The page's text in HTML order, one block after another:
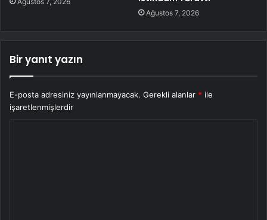
Ağustos 7, 2026
Bir yanıt yazın
E-posta adresiniz yayınlanmayacak. Gerekli alanlar * ile
işaretlenmişlerdir